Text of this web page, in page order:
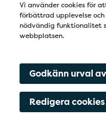
Vi använder cookies för
förbättrad upplevelse
nödvändig funktionalitet
webbplatsen.
Godkänn urval
Redigera cookies
Öppettider
Måndag
Onsdag
Torsdag